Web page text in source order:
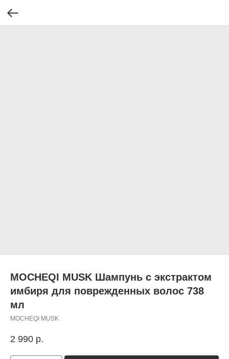
MOCHEQI MUSK Шампунь с экстрактом
имбиря для поврежденных волос 738
мл
MOCHEQI MUSK
2 990 р.